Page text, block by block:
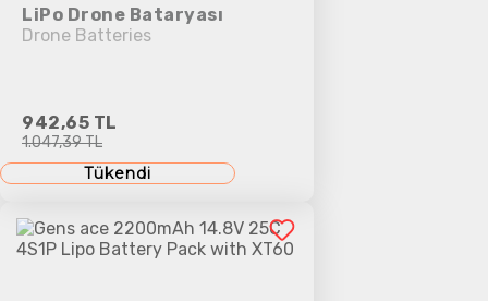
LiPo Drone Bataryası
Drone Batteries
942,65 TL
1.047,39 TL
Tükendi